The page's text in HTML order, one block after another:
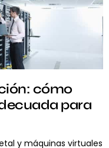
cómo
para
y máquinas virtuales